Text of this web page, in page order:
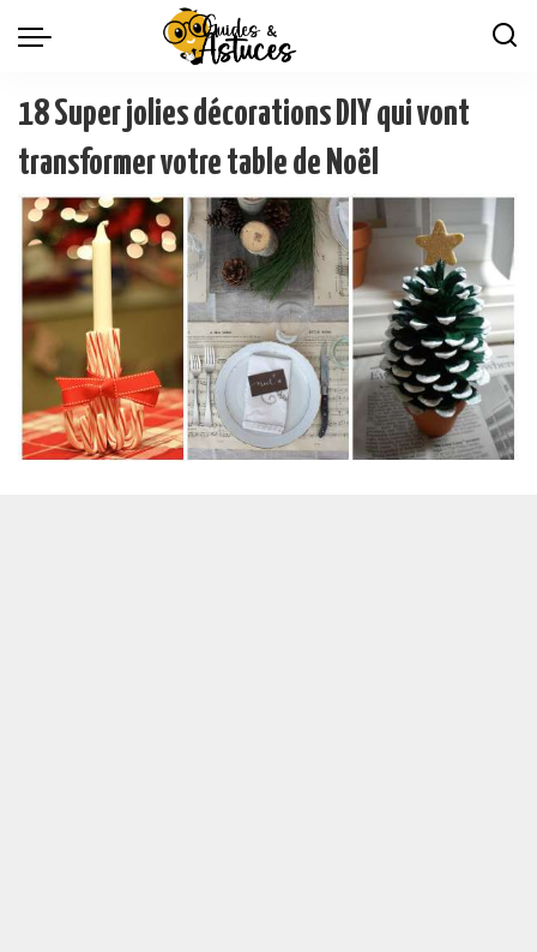
18 Super jolies décorations DIY qui vont
transformer votre table de Noël